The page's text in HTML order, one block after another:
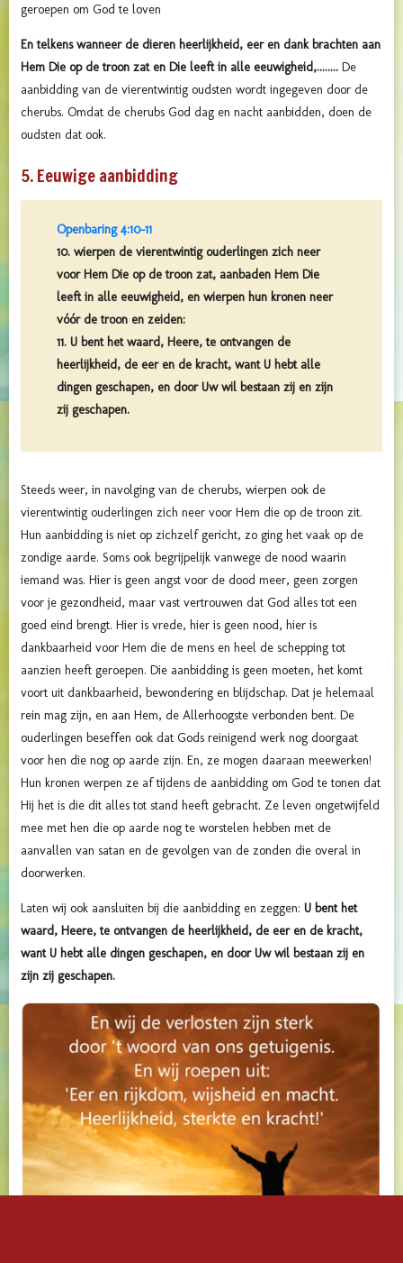
geroepen om God te loven
En telkens wanneer de dieren heerlijkheid, eer en dank brachten aan
Hem Die op de troon zat en Die leeft in alle eeuwigheid,........ De
aanbidding van de vierentwintig oudsten wordt ingegeven door de
cherubs. Omdat de cherubs God dag en nacht aanbidden, doen de
oudsten dat ook.
5. Eeuwige aanbidding
Openbaring 4:10-11
10. wierpen de vierentwintig ouderlingen zich neer
voor Hem Die op de troon zat, aanbaden Hem Die
leeft in alle eeuwigheid, en wierpen hun kronen neer
vóór de troon en zeiden:
11. U bent het waard, Heere, te ontvangen de
heerlijkheid, de eer en de kracht, want U hebt alle
dingen geschapen, en door Uw wil bestaan zij en zijn
zij geschapen.
Steeds weer, in navolging van de cherubs, wierpen ook de
vierentwintig ouderlingen zich neer voor Hem die op de troon zit.
Hun aanbidding is niet op zichzelf gericht, zo ging het vaak op de
zondige aarde. Soms ook begrijpelijk vanwege de nood waarin
iemand was. Hier is geen angst voor de dood meer, geen zorgen
voor je gezondheid, maar vast vertrouwen dat God alles tot een
goed eind brengt. Hier is vrede, hier is geen nood, hier is
dankbaarheid voor Hem die de mens en heel de schepping tot
aanzien heeft geroepen. Die aanbidding is geen moeten, het komt
voort uit dankbaarheid, bewondering en blijdschap. Dat je helemaal
rein mag zijn, en aan Hem, de Allerhoogste verbonden bent. De
ouderlingen beseffen ook dat Gods reinigend werk nog doorgaat
voor hen die nog op aarde zijn. En, ze mogen daaraan meewerken!
Hun kronen werpen ze af tijdens de aanbidding om God te tonen dat
Hij het is die dit alles tot stand heeft gebracht. Ze leven ongetwijfeld
mee met hen die op aarde nog te worstelen hebben met de
aanvallen van satan en de gevolgen van de zonden die overal in
doorwerken.
Laten wij ook aansluiten bij die aanbidding en zeggen: U bent het
waard, Heere, te ontvangen de heerlijkheid, de eer en de kracht,
want U hebt alle dingen geschapen, en door Uw wil bestaan zij en
zijn zij geschapen.